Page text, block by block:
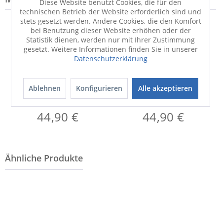
Badematte
44,90 €
Badematte
44,90 €
Diese Website benutzt Cookies, die für den
technischen Betrieb der Website erforderlich sind und
stets gesetzt werden. Andere Cookies, die den Komfort
bei Benutzung dieser Website erhöhen oder der
Statistik dienen, werden nur mit Ihrer Zustimmung
gesetzt. Weitere Informationen finden Sie in unserer
Datenschutzerklärung
Ablehnen Konfigurieren Alle akzeptieren